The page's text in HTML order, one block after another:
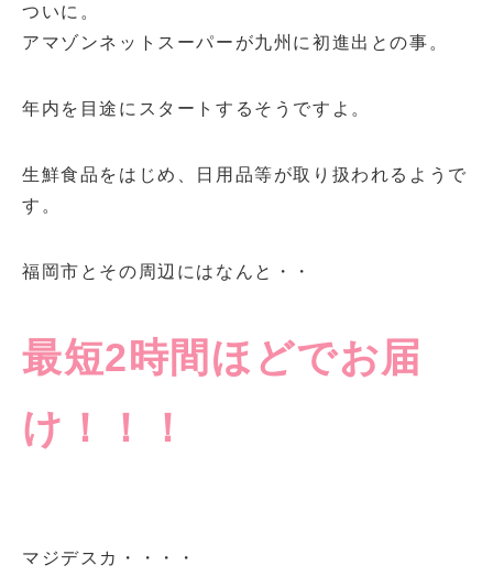
ついに。
アマゾンネットスーパーが九州に初進出との事。
年内を目途にスタートするそうですよ。
生鮮食品をはじめ、日用品等が取り扱われるようで
す。
福岡市とその周辺にはなんと・・
最短2時間ほどでお届
け！！！
マジデスカ・・・・